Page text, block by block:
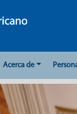
Acerca de